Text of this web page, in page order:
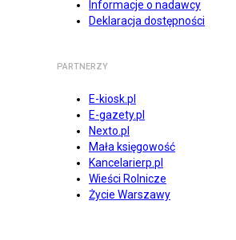
Informacje o nadawcy
Deklaracja dostępności
PARTNERZY
E-kiosk.pl
E-gazety.pl
Nexto.pl
Mała księgowość
Kancelarierp.pl
Wieści Rolnicze
Życie Warszawy